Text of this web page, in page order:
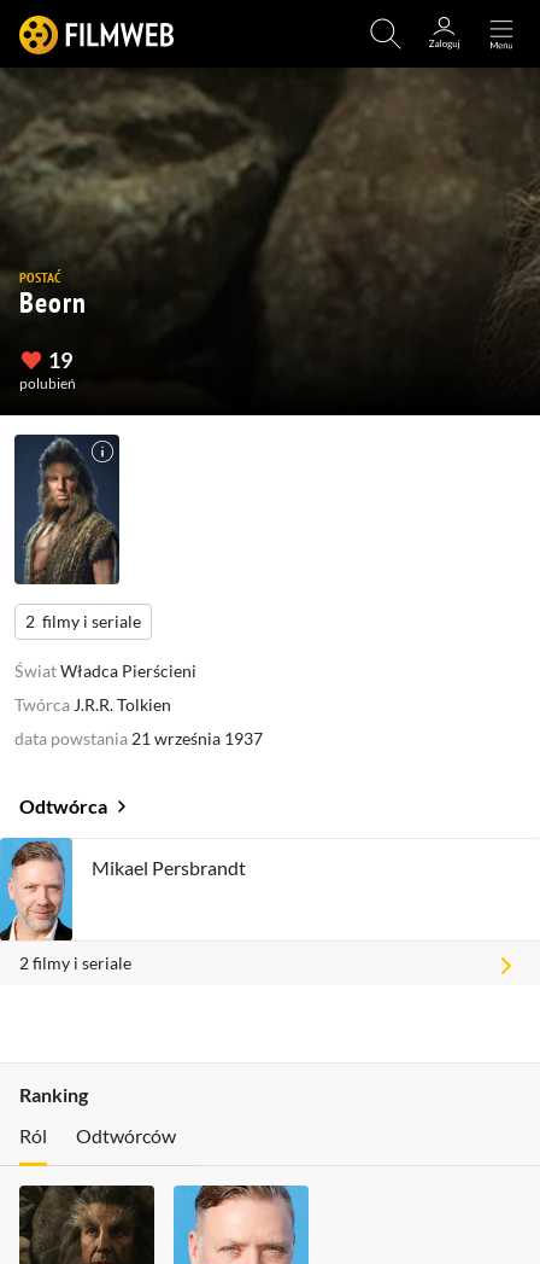
POSTAĆ
Beorn
19
polubień
2 filmy i seriale
ŚwiatWładca Pierścieni
Twórca J.R.R. Tolkien
data powstania 21 września 1937
odtwórca
Mikael Persbrandt
2filmy i seriale
Ranking
Ról
Odtwórców